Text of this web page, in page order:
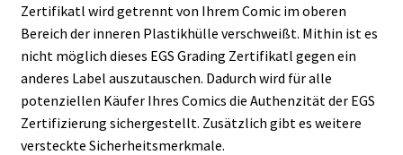
Zertifikatl wird getrennt von Ihrem Comic im oberen
Bereich der inneren Plastikhülle verschweißt. Mithin ist es
nicht möglich dieses EGS Grading Zertifikatl gegen ein
anderes Label auszutauschen. Dadurch wird für alle
potenziellen Käufer Ihres Comics die Authenzität der EGS
Zertifizierung sichergestellt. Zusätzlich gibt es weitere
versteckte Sicherheitsmerkmale.